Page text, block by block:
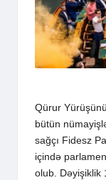
Qürur
bütün
sağçı Fidesz
içində
olub. Dəyişiklik